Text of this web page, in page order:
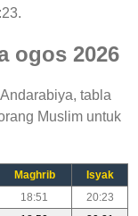
ogos 2026
tabla
Muslim untuk
Maghrib
Isyak
18:51
20:23